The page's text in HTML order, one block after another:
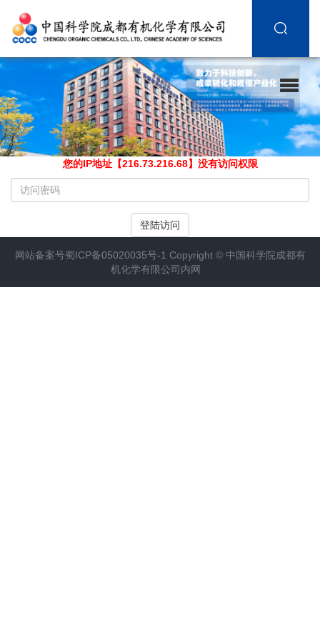
您的IP地址【216.73.216.68】没有访问权限
输
入
访
密
码
登陆访问
网站备案号蜀ICP备05020035号-1 Copyright © 中国科学院成都有
机化学有限公司内网